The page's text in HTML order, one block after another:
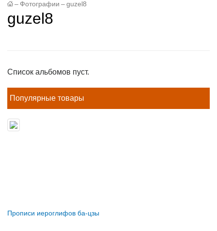
– Фотографии – guzel8
guzel8
Список альбомов пуст.
Популярные товары
Прописи иероглифов ба-цзы